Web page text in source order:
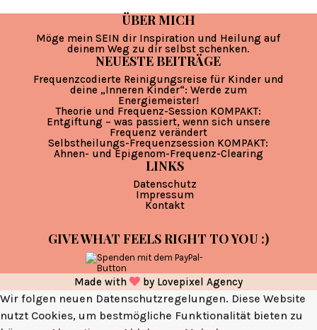
ÜBER MICH
Möge mein SEIN dir Inspiration und Heilung auf
deinem Weg zu dir selbst schenken.
NEUESTE BEITRÄGE
Frequenzcodierte Reinigungsreise für Kinder und
deine „Inneren Kinder“: Werde zum
Energiemeister!
Theorie und Frequenz-Session KOMPAKT:
Entgiftung – was passiert, wenn sich unsere
Frequenz verändert
Selbstheilungs-Frequenzsession KOMPAKT:
Ahnen- und Epigenom-Frequenz-Clearing
LINKS
Datenschutz
Impressum
Kontakt
GIVE WHAT FEELS RIGHT TO YOU :)
Made with by Lovepixel Agency
Wir folgen neuen Datenschutzregelungen. Diese Website
nutzt Cookies, um bestmögliche Funktionalität bieten zu